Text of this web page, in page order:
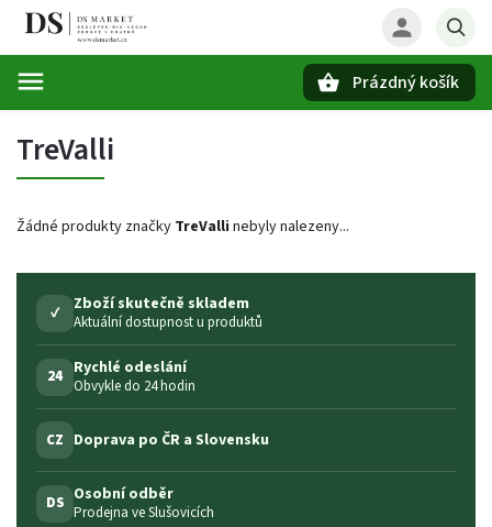
Prázdný košík
TreValli
Žádné produkty značky TreValli nebyly nalezeny...
✓ Zboží skutečně skladem
Aktuální dostupnost u produktů
24 Rychlé odeslání
Obvykle do 24 hodin
CZ Doprava po ČR a Slovensku
DS Osobní odběr
Prodejna ve Slušovicích